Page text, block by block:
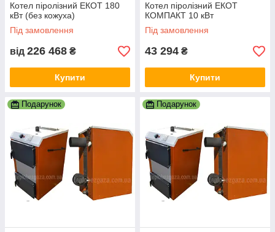
Котел піролізний ЕКОТ 180
кВт (без кожуха)
Під замовлення
від 226 468 ₴
Купити
Котел піролізний ЕКОТ
КОМПАКТ 10 кВт
Під замовлення
43 294 ₴
Купити
Подарунок Подарунок